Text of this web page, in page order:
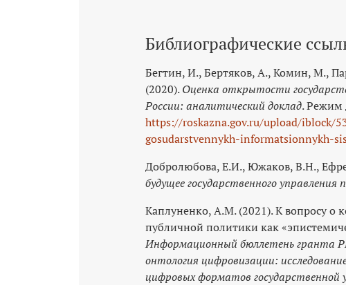
Библиографические
Бегтин, И., Бертяков, А., Комин, М.,
(2020).Оценка открытости
России: аналитический доклад. Режим
https://roskazna.gov.ru/upload/iblock/
gosudarstvennykh-informatsionnykh-
Добролюбова, Е.И., Южаков, В.Н.,
будущее государственного
Каплуненко, А.М. (2021). К вопросу о
публичной политики как
Информационный бюллетень гранта
онтология цифровизации:
цифровых форматов государственной